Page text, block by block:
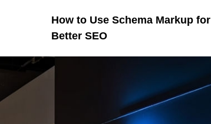
How to Use Schema Markup for
Better SEO